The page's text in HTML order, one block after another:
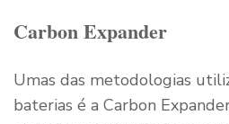
Carbon Expander
Umas das metodologias
baterias é a Carbon